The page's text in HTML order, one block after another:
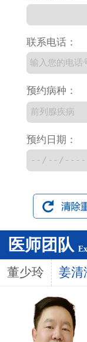
联系电话：
预约病种：
预约日期：
医师团队
董少玲 姜清